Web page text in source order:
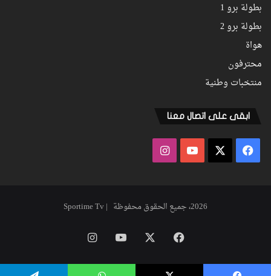
بطولة برو 1
بطولة برو 2
هواة
محترفون
منتخبات وطنية
ابقى على اتصال معنا
فيسبوك ‫YouTubeانستقرام
2026، جميع الحقوق محفوظة | Sportime Tv
فيسبوك ‫YouTubeانستقرام